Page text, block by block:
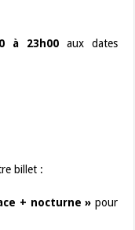
à 23h00aux dates
billet :
+ nocturne » pour